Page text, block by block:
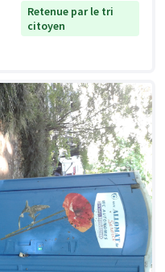
Retenue par le tri
citoyen